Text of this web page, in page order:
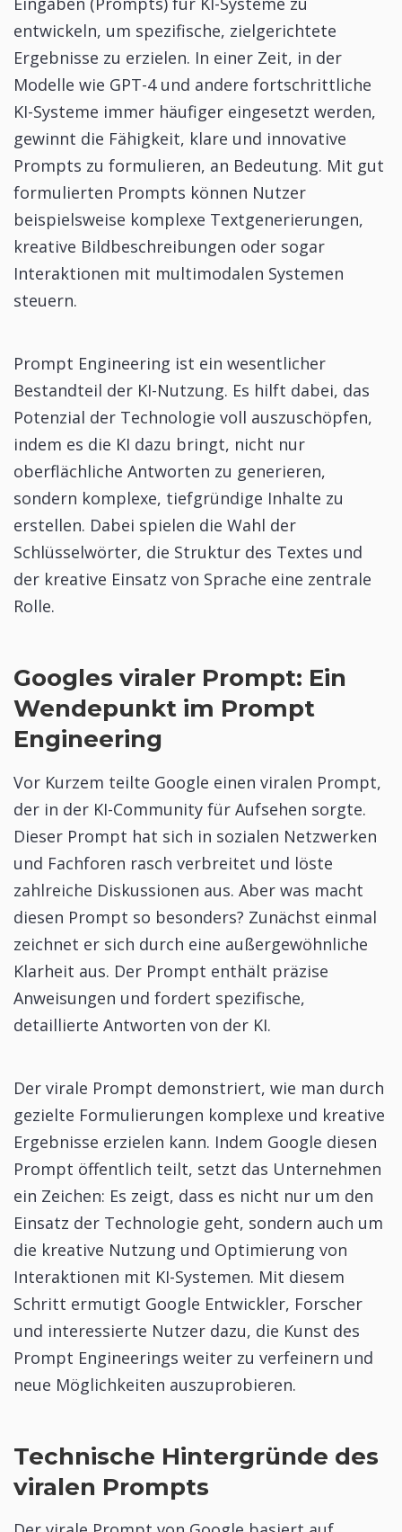
entwickeln, um spezifische, zielgerichtete
Ergebnisse zu erzielen. In einer Zeit, in der
Modelle wie GPT-4 und andere fortschrittliche
KI-Systeme immer häufiger eingesetzt werden,
gewinnt die Fähigkeit, klare und innovative
Prompts zu formulieren, an Bedeutung. Mit gut
formulierten Prompts können Nutzer
beispielsweise komplexe Textgenerierungen,
kreative Bildbeschreibungen oder sogar
Interaktionen mit multimodalen Systemen
steuern.
Prompt Engineering ist ein wesentlicher
Bestandteil der KI-Nutzung. Es hilft dabei, das
Potenzial der Technologie voll auszuschöpfen,
indem es die KI dazu bringt, nicht nur
oberflächliche Antworten zu generieren,
sondern komplexe, tiefgründige Inhalte zu
erstellen. Dabei spielen die Wahl der
Schlüsselwörter, die Struktur des Textes und
der kreative Einsatz von Sprache eine zentrale
Rolle.
Googles viraler Prompt: Ein
Wendepunkt im Prompt
Engineering
Vor Kurzem teilte Google einen viralen Prompt,
der in der KI-Community für Aufsehen sorgte.
Dieser Prompt hat sich in sozialen Netzwerken
und Fachforen rasch verbreitet und löste
zahlreiche Diskussionen aus. Aber was macht
diesen Prompt so besonders? Zunächst einmal
zeichnet er sich durch eine außergewöhnliche
Klarheit aus. Der Prompt enthält präzise
Anweisungen und fordert spezifische,
detaillierte Antworten von der KI.
Der virale Prompt demonstriert, wie man durch
gezielte Formulierungen komplexe und kreative
Ergebnisse erzielen kann. Indem Google diesen
Prompt öffentlich teilt, setzt das Unternehmen
ein Zeichen: Es zeigt, dass es nicht nur um den
Einsatz der Technologie geht, sondern auch um
die kreative Nutzung und Optimierung von
Interaktionen mit KI-Systemen. Mit diesem
Schritt ermutigt Google Entwickler, Forscher
und interessierte Nutzer dazu, die Kunst des
Prompt Engineerings weiter zu verfeinern und
neue Möglichkeiten auszuprobieren.
Technische Hintergründe des
viralen Prompts